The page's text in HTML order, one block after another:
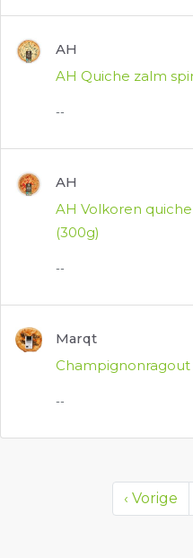
AH
AH Quiche zalm
--
AH
AH Volkoren
(300g)
--
Marqt
Champignonragout
--
‹ Vorige